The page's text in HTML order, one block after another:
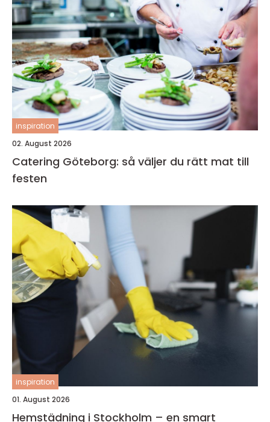
inspiration
02. August 2026
Catering Göteborg: så väljer du rätt mat till
festen
inspiration
01. August 2026
Hemstädning i Stockholm – en smart